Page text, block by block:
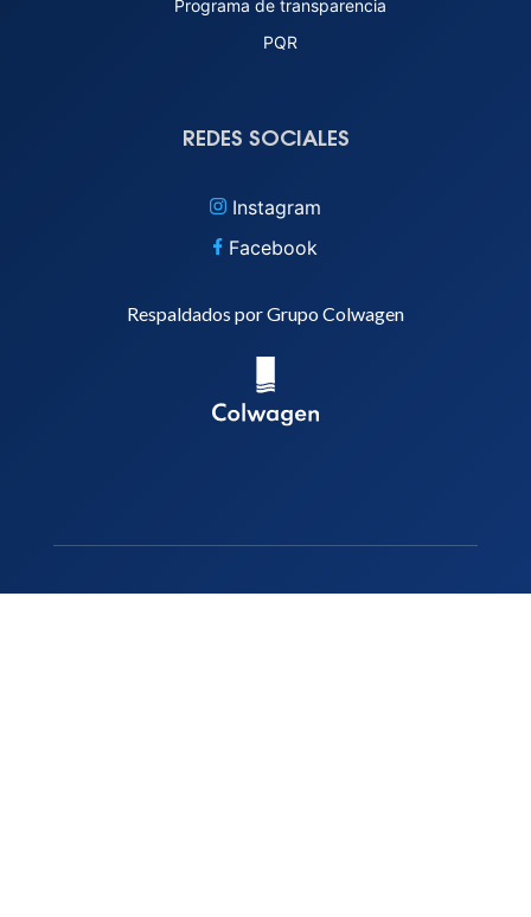
Programa de transparencia
PQR
REDES SOCIALES
Instagram
Facebook
Respaldados por Grupo Colwagen